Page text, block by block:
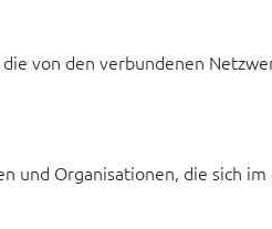
von den verbundenen
und Organisationen, die sich